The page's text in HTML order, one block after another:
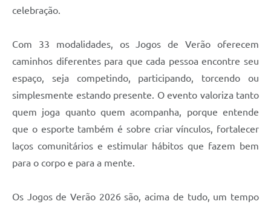
celebração.
Com 33 modalidades, os Jogos de Verão oferecem
caminhos diferentes para que cada pessoa encontre seu
espaço, seja competindo, participando, torcendo ou
simplesmente estando presente. O evento valoriza tanto
quem joga quanto quem acompanha, porque entende
que o esporte também é sobre criar vínculos, fortalecer
laços comunitários e estimular hábitos que fazem bem
para o corpo e para a mente.
Os Jogos de Verão 2026 são, acima de tudo, um tempo